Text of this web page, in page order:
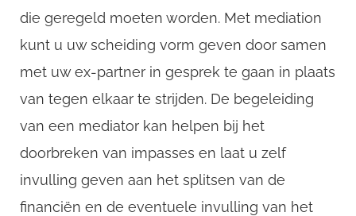
die geregeld moeten worden. Met mediation
kunt u uw scheiding vorm geven door samen
met uw ex-partner in gesprek te gaan in plaats
van tegen elkaar te strijden. De begeleiding
van een mediator kan helpen bij het
doorbreken van impasses en laat u zelf
invulling geven aan het splitsen van de
financiën en de eventuele invulling van het